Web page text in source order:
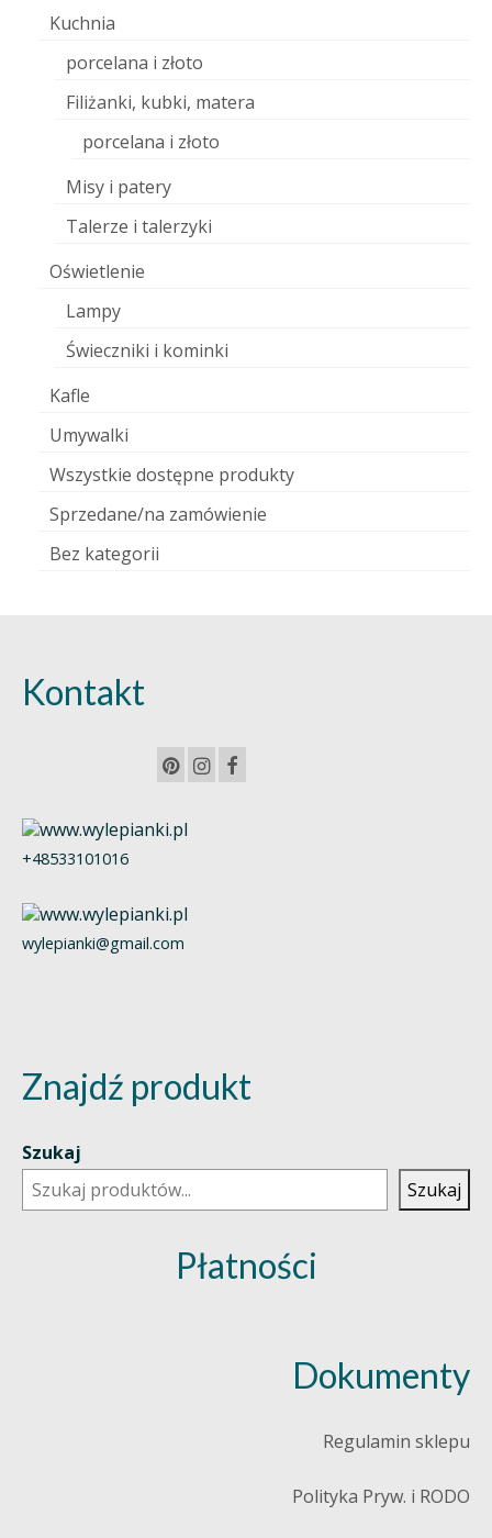
Kuchnia
porcelana i złoto
Filiżanki, kubki, matera
porcelana i złoto
Misy i patery
Talerze i talerzyki
Oświetlenie
Lampy
Świeczniki i kominki
Kafle
Umywalki
Wszystkie dostępne produkty
Sprzedane/na zamówienie
Bez kategorii
Kontakt
+48533101016
wylepianki@gmail.com
Znajdź produkt
Szukaj
Szukaj
Płatności
Dokumenty
Regulamin sklepu
Polityka Pryw. i RODO